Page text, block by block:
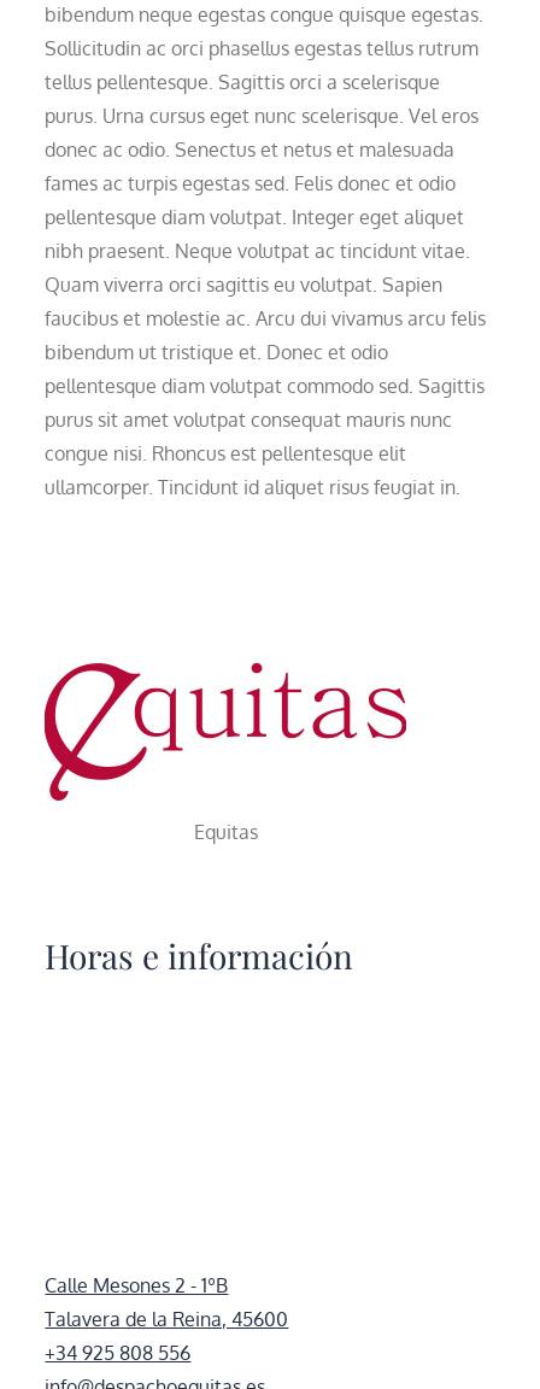
bibendum neque egestas congue quisque egestas.
Sollicitudin ac orci phasellus egestas tellus rutrum
tellus pellentesque. Sagittis orci a scelerisque
purus. Urna cursus eget nunc scelerisque. Vel eros
donec ac odio. Senectus et netus et malesuada
fames ac turpis egestas sed. Felis donec et odio
pellentesque diam volutpat. Integer eget aliquet
nibh praesent. Neque volutpat ac tincidunt vitae.
Quam viverra orci sagittis eu volutpat. Sapien
faucibus et molestie ac. Arcu dui vivamus arcu felis
bibendum ut tristique et. Donec et odio
pellentesque diam volutpat commodo sed. Sagittis
purus sit amet volutpat consequat mauris nunc
congue nisi. Rhoncus est pellentesque elit
ullamcorper. Tincidunt id aliquet risus feugiat in.
Equitas
Horas e información
Calle Mesones 2 - 1ºB
Talavera de la Reina, 45600
+34 925 808 556